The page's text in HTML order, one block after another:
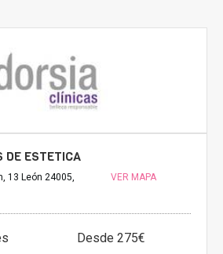
DE ESTETICA
13 León 24005,
VER MAPA
Desde 275€